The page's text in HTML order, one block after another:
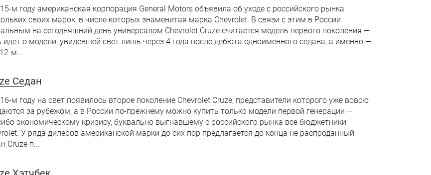
м году американская корпорация General Motors объявила об уходе с российского рынка
своих марок, в числе которых знаменитая марка Chevrolet. В связи с этим в России
на сегодняшний день универсалом Chevrolet Cruze считается модель первого поколения —
идет о модели, увидевшей свет лишь через 4 года после дебюта одноименного седана, а именно —
м...
Седан
м году на свет появилось второе поколение Chevrolet Cruze, представители которого уже вовсю
за рубежом, а в России по-прежнему можно купить только модели первой генерации —
экономическому кризису, буквально выгнавшему с российского рынка все бюджетники
У ряда дилеров американской марки до сих пор предлагается до конца не распроданный
Cruze п...